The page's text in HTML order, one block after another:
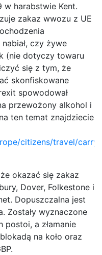
harabstwie Kent.
zakaz wwozu z UE
czy żywe
(nie dotyczy towaru
się z tym, że
skonfiskowane
spowodował
przewożony alkohol i
ten temat znajdziecie
citizens/travel/
okazać się zakaz
Dover, Folkestone i
Dopuszczalna jest
Zostały wyznaczone
postoi, a złamanie
na koło oraz